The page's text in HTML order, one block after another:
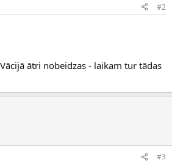
#2
ātri nobeidzas - laikam tur tādas
#3